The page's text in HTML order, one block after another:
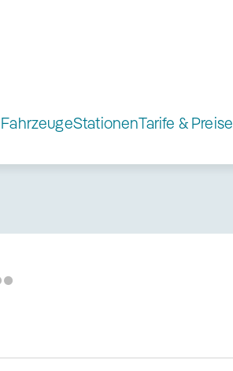
FahrzeugeStationenTarife & Preise